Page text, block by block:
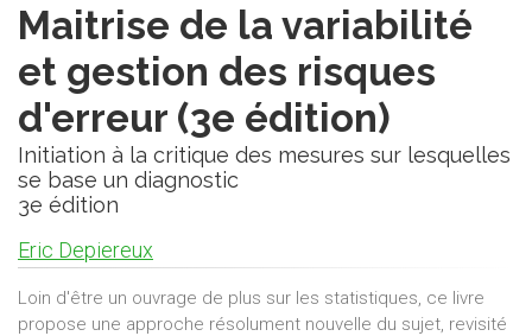
Maitrise de la variabilité
et gestion des risques
d'erreur (3e édition)
Initiation à la critique des mesures sur lesquelles
se base un diagnostic
3e édition
Eric Depiereux
Loin d'être un ouvrage de plus sur les statistiques, ce livre
propose une approche résolument nouvelle du sujet, revisité